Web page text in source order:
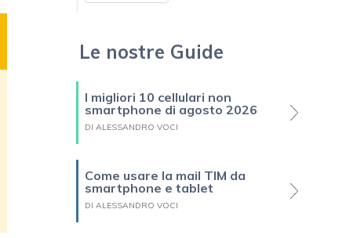
Le nostre Guide
I migliori 10 cellulari non
smartphone di agosto 2026
DI ALESSANDRO VOCI
Come usare la mail TIM da
smartphone e tablet
DI ALESSANDRO VOCI